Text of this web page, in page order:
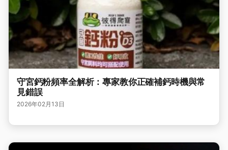
守宮鈣粉頻率全解析：專家教你正確補鈣時機與常
見錯誤
2026年02月13日